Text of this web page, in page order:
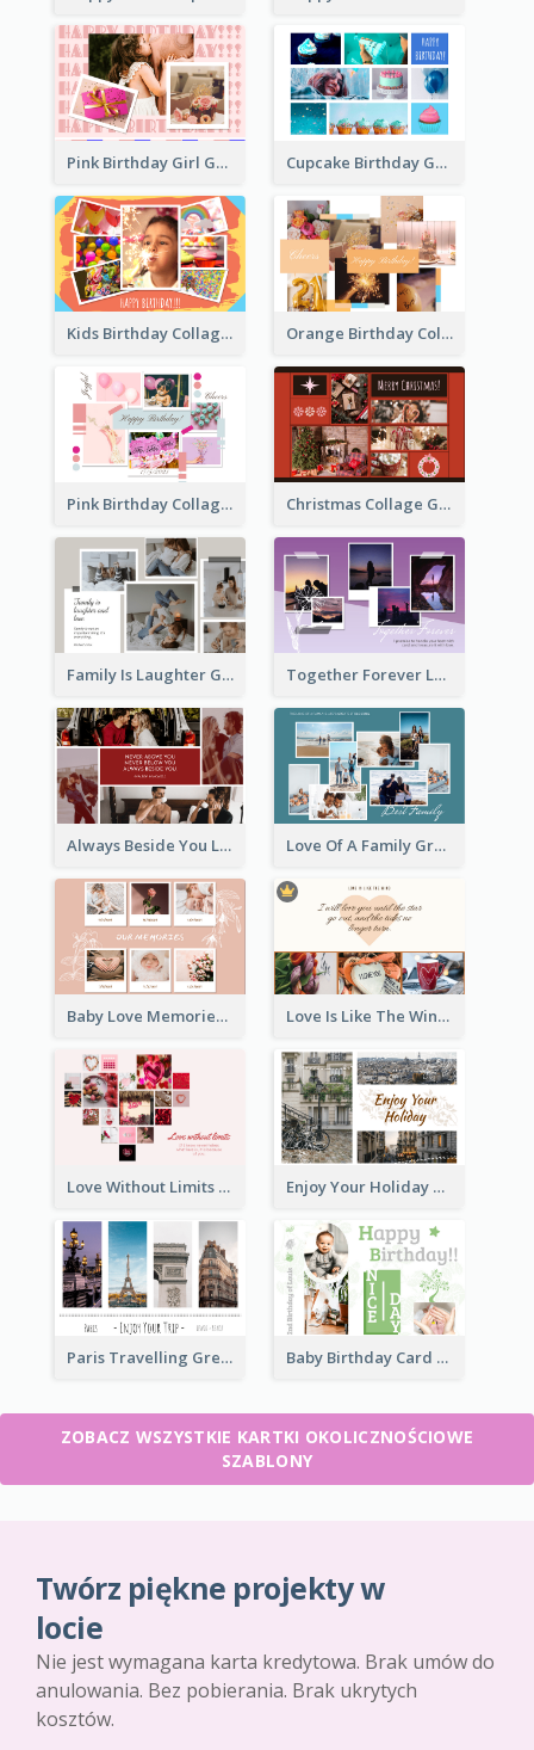
Pink Birthday Girl Greeting Card Cupcake Birthday Greeting Card
Kids Birthday Collage Greeting Card Orange Birthday Collage Greeting Card
Pink Birthday Collage Greeting Card Christmas Collage Greeting Card
Family Is Laughter Greeting Card Together Forever Love Greeting Card
Always Beside You Love Greeting Card Love Of A Family Greeting Card
Baby Love Memories Greeting Card Love Is Like The Wind Greeting Card
Love Without Limits Greeting Card Enjoy Your Holiday Greeting Card
Paris Travelling Greeting Card Baby Birthday Card
ZOBACZ WSZYSTKIE KARTKI OKOLICZNOŚCIOWE
SZABLONY
Twórz piękne projekty w
locie
Nie jest wymagana karta kredytowa. Brak umów do
anulowania. Bez pobierania. Brak ukrytych
kosztów.